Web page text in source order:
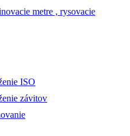
metre , rysovacie
ISO
závitov